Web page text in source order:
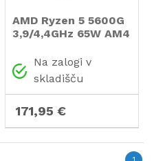
AMD Ryzen 5 5600G
3,9/4,4GHz 65W AM4
hladilnik BOX
procesor
Na zalogi v
skladišču
171,95 €